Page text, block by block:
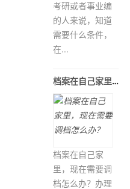
考研或者事业编
的人来说，知道
需要什么条件，
在...
档案在自己家里，现在需要调档怎么办
档案在自己家
里，现在需要调
档怎么办？办理